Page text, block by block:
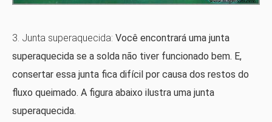
3. Junta superaquecida: Você encontrará uma junta
superaquecida se a solda não tiver funcionado bem. E,
consertar essa junta fica difícil por causa dos restos do
fluxo queimado. A figura abaixo ilustra uma junta
superaquecida.